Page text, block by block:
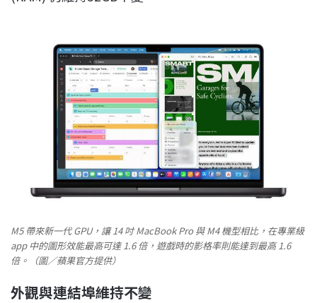
M5 帶來新一代 GPU，讓 14 吋 MacBook Pro 與 M4 機型相比，在專業級
app 中的圖形效能最高可達 1.6 倍，遊戲時的影格率則能達到最高 1.6
倍。（圖／蘋果官方提供）
外觀與連結埠維持不變